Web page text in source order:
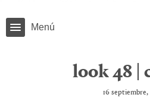
Menú
look 48 |
16 septiembre,